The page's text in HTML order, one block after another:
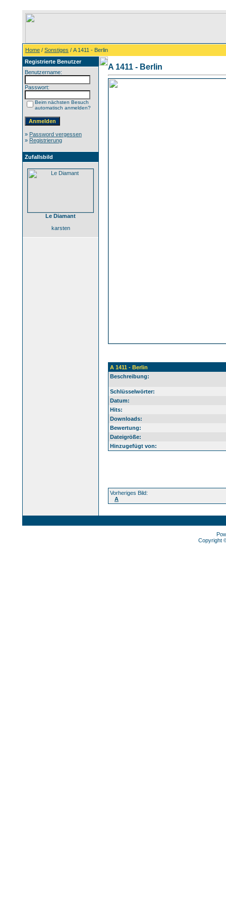
Home / Sonstiges / A 1411 - Berlin
Registrierte Benutzer
Benutzername:
Passwort:
Beim nächsten Besuch
automatisch anmelden?
» Password vergessen
» Registrierung
Zufallsbild
Le Diamant
karsten
A 1411 - Berlin
A 1411 - Berlin
Beschreibung:
Schlüsselwörter:
Datum:
Hits:
Downloads:
Bewertung:
Dateigröße:
Hinzugefügt von:
Vorheriges Bild:
A
Copyright